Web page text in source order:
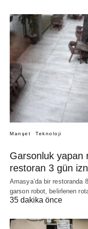
Manşet Teknoloji
Garsonluk yapan
restoran 3 gün
Amasya’da bir restoranda
garson robot, belirlenen
35 dakika önce